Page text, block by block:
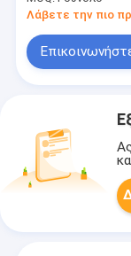
μονό στατήρα
Λάβετε την πιο